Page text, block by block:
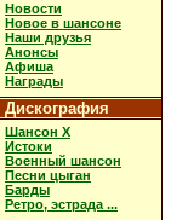
Новости
Новое в шансоне
Наши друзья
Анонсы
Афиша
Награды
Дискография
Шансон X
Истоки
Военный шансон
Песни цыган
Барды
Ретро, эстрада ...